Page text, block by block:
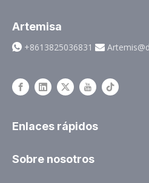
Artemisa
 +8613825036831 
Enlaces rápidos
Sobre nosotros